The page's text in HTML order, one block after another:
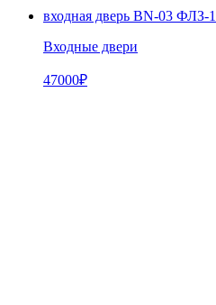
входная дверь BN-03 ФЛЗ-1
Входные двери
47000₽